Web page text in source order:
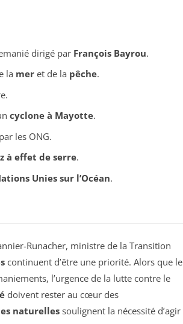
dirigé par François Bayrou.
la meret de la pêche.
cyclone à Mayotte.
les ONG.
à effet de serre.
Unies sur l’Océan.
Runacher, ministre de la Transition
continuent d’être une priorité. Alors que le
l’urgence de la lutte contre le
doivent rester au cœur des
naturelles soulignent la nécessité d’agir